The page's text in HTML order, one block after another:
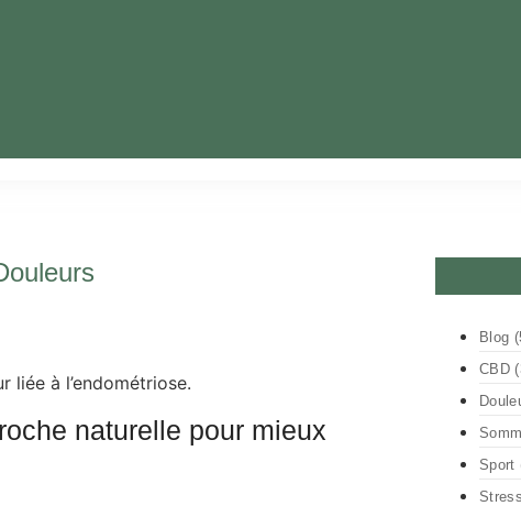
naturelle pour mieux
Blog
CBD
Sport